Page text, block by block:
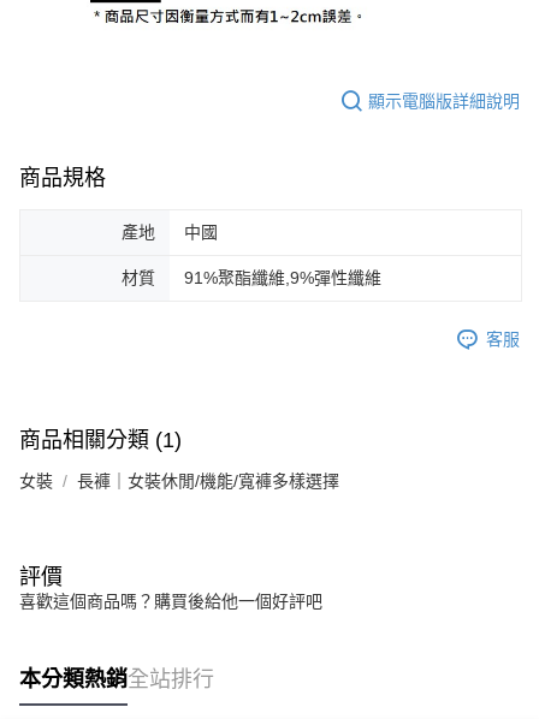
顯示電腦版詳細說明
商品規格
產地 中國
材質 91%聚酯纖維,9%彈性纖維
客服
商品相關分類 (1)
女裝 長褲｜女裝休閒/機能/寬褲多樣選擇
評價
喜歡這個商品嗎？購買後給他一個好評吧
本分類熱銷全站排行